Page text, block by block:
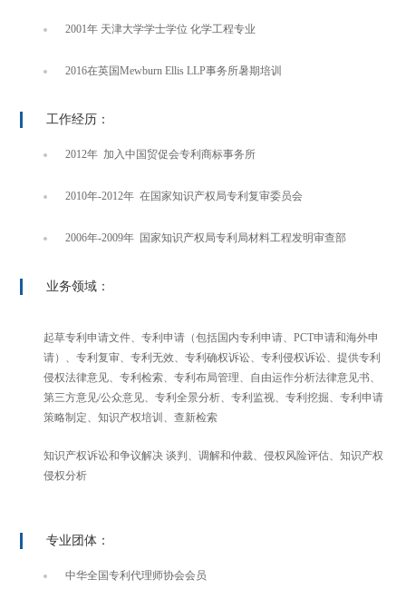
2001年 天津大学学士学位 化学工程专业
2016在英国Mewburn Ellis LLP事务所暑期培训
工作经历：
2012年 加入中国贸促会专利商标事务所
2010年-2012年 在国家知识产权局专利复审委员会
2006年-2009年 国家知识产权局专利局材料工程发明审查部
业务领域：
起草专利申请文件、专利申请（包括国内专利申请、PCT申请和海外申
请）、专利复审、专利无效、专利确权诉讼、专利侵权诉讼、提供专利
侵权法律意见、专利检索、专利布局管理、自由运作分析法律意见书、
第三方意见/公众意见、专利全景分析、专利监视、专利挖掘、专利申请
策略制定、知识产权培训、查新检索
知识产权诉讼和争议解决 谈判、调解和仲裁、侵权风险评估、知识产权
侵权分析
专业团体：
中华全国专利代理师协会会员